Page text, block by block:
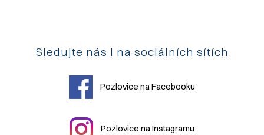
Sledujte nás i na sociálních sítích
Pozlovice na Facebooku
Pozlovice na Instagramu